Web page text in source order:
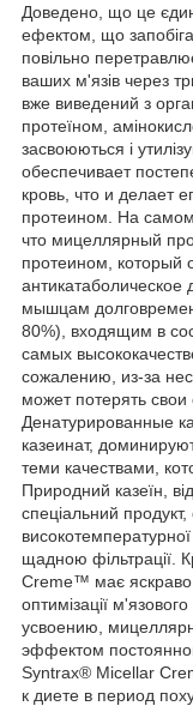
Доведено, що це
ефектом, що
повільно
ваших м'язів через
вже виведений з
протеїном,
засвоюються і
обеспечивает
кровь, что и делает
протеином. На
что мицеллярный
протеином, который
антикатаболическое
мышцам
80%), входящим в
самых
сожалению, из-за
может потерять свои
Денатурированные
казеинат,
теми качествами,
Природний казеїн,
спеціальний
щадною фільтрації.
Creme™ має
оптимізації
усвоению,
эффектом
Syntrax® Micellar
к диете в период